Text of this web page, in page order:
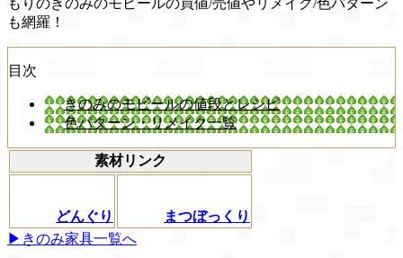
も網羅！
目次
きのみのモビールの値段とレシピ
色パターン・リメイク一覧
素材リンク
どんぐり
まつぼっくり
▶きのみ家具一覧へ